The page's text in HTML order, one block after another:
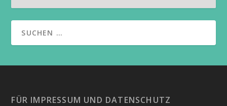
FÜR IMPRESSUM UND DATENSCHUTZ